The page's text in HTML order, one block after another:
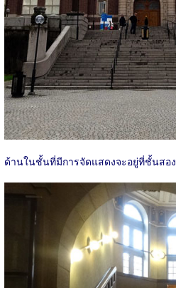
ด้านในชั้นที่มีการจัดแสดงจะอยู่ที่ชั้นสอง